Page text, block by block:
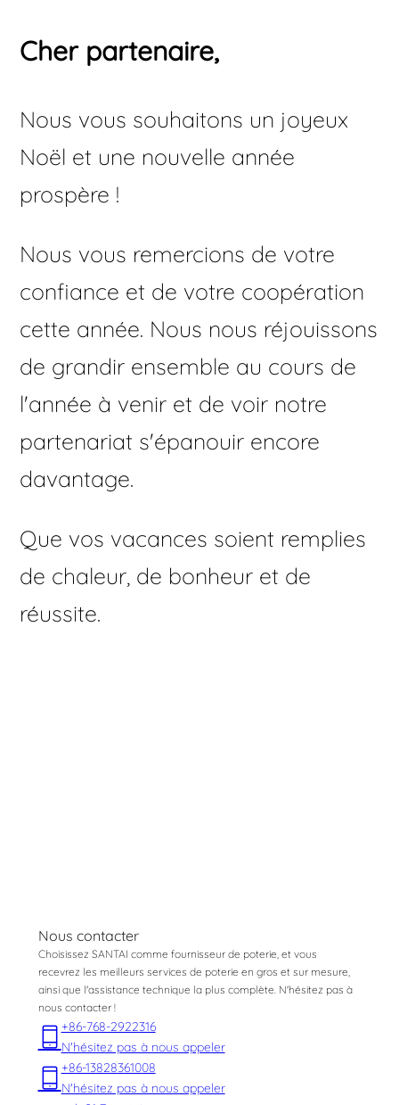
Cher partenaire,
Nous vous souhaitons un joyeux
Noël et une nouvelle année
prospère !
Nous vous remercions de votre
confiance et de votre coopération
cette année. Nous nous réjouissons
de grandir ensemble au cours de
l'année à venir et de voir notre
partenariat s'épanouir encore
davantage.
Que vos vacances soient remplies
de chaleur, de bonheur et de
réussite.
Nous contacter
Choisissez SANTAI comme fournisseur de poterie, et vous
recevrez les meilleurs services de poterie en gros et sur mesure,
ainsi que l'assistance technique la plus complète. N'hésitez pas à
nous contacter !
+86-768-2922316
N'hésitez pas à nous appeler
+86-13828361008
N'hésitez pas à nous appeler